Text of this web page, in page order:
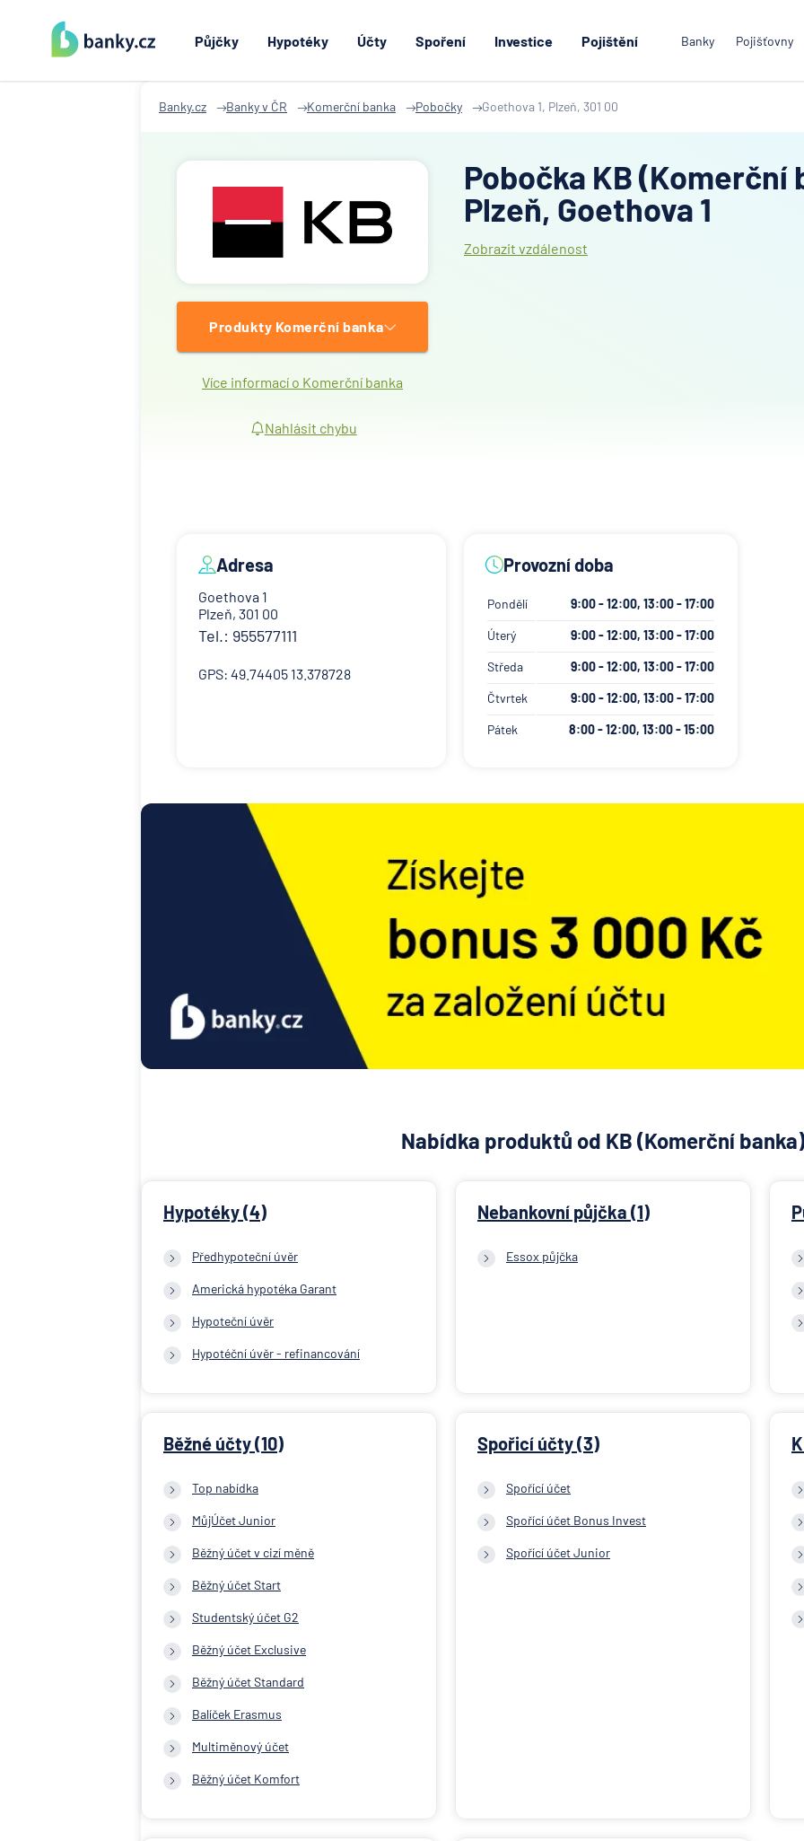
Půjčky Hypotéky Účty Spoření Investice Pojištění Banky Pojišťovny
Banky.cz Banky v ČR Komerční banka Pobočky Goethova 1, Plzeň, 301 00
Produkty Komerční banka
Více informací o Komerční banka
Nahlásit chybu
Pobočka KB (Komerční
Plzeň, Goethova 1
Zobrazit vzdálenost
Adresa
Goethova 1
Plzeň, 301 00
Tel.: 955577111
GPS: 49.74405 13.378728
Provozní doba
Pondělí 9:00 - 12:00, 13:00 - 17:00
Úterý 9:00 - 12:00, 13:00 - 17:00
Středa 9:00 - 12:00, 13:00 - 17:00
Čtvrtek 9:00 - 12:00, 13:00 - 17:00
Pátek 8:00 - 12:00, 13:00 - 15:00
Nabídka produktů od KB (Komerční banka)
Hypotéky (4)
Předhypoteční úvěr
Americká hypotéka Garant
Hypoteční úvěr
Hypotéční úvěr - refinancování
Nebankovní půjčka (1)
Essox půjčka
Běžné účty (10)
Top nabídka
MůjÚčet Junior
Běžný účet v cizí měně
Běžný účet Start
Studentský účet G2
Běžný účet Exclusive
Běžný účet Standard
Balíček Erasmus
Multiměnový účet
Běžný účet Komfort
Spořicí účty (3)
Spořící účet
Spořící účet Bonus Invest
Spořící účet Junior